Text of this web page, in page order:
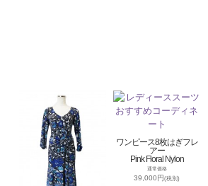
ワンピース8枚はぎフレ
アー
Pink Floral Nylon
通常価格
39,000円(税別)